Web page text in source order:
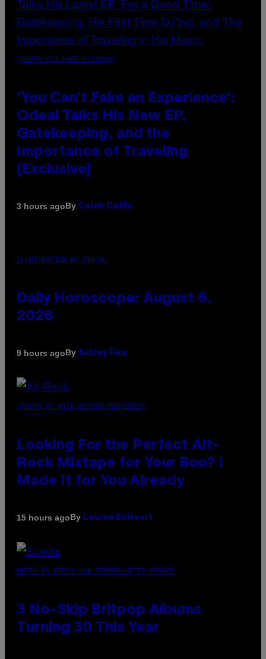
(PHOTO VIA MARK CLENNON)
‘You Can’t Fake an Experience’:
Odeal Talks His New EP,
Gatekeeping, and the
Importance of Traveling
[Exclusive]
3 hours agoBy Caleb Catlin
ILLUSTRATION BY REESA.
Daily Horoscope: August 6,
2026
9 hours agoBy Ashley Fike
(PHOTO BY MICK HUTSON/REDFERNS)
Looking For the Perfect Alt-
Rock Mixtape for Your Boo? I
Made It for You Already
15 hours agoBy Lauren Boisvert
PHOTO BY NIELS VAN IPEREN/GETTY IMAGES
3 No-Skip Britpop Albums
Turning 30 This Year